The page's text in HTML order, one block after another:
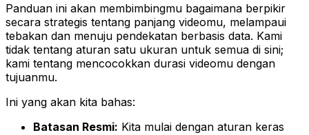
Panduan ini akan membimbingmu bagaimana berpikir
secara strategis tentang panjang videomu, melampaui
tebakan dan menuju pendekatan berbasis data. Kami
tidak tentang aturan satu ukuran untuk semua di sini;
kami tentang mencocokkan durasi videomu dengan
tujuanmu.
Ini yang akan kita bahas:
Batasan Resmi: Kita mulai dengan aturan keras